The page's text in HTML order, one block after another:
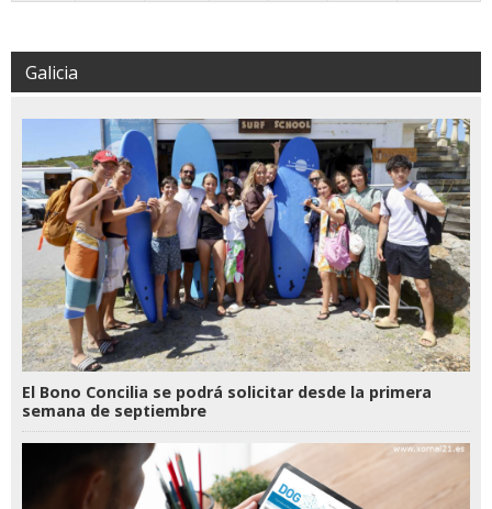
Galicia
El Bono Concilia se podrá solicitar desde la primera
semana de septiembre